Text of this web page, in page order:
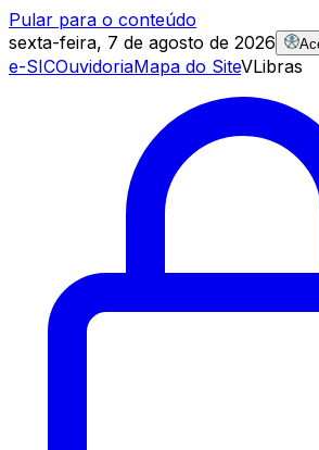
Pular para o conteúdo
sexta-feira, 7 de agosto de 2026
e-SICOuvidoriaMapa do SiteVLibras